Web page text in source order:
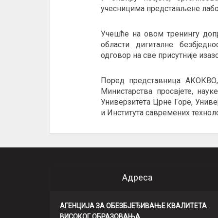
учесницима представљене
Учешће на овом тренингу
области дигиталне
одговор на све присутније
Поред представница
Министарства просвјете,
Универзитета Црне Горе,
и Института савремених
Адреса
АГЕНЦИЈА ЗА ОБЕЗБЈЕЂИВАЊЕ КВАЛИТЕТА